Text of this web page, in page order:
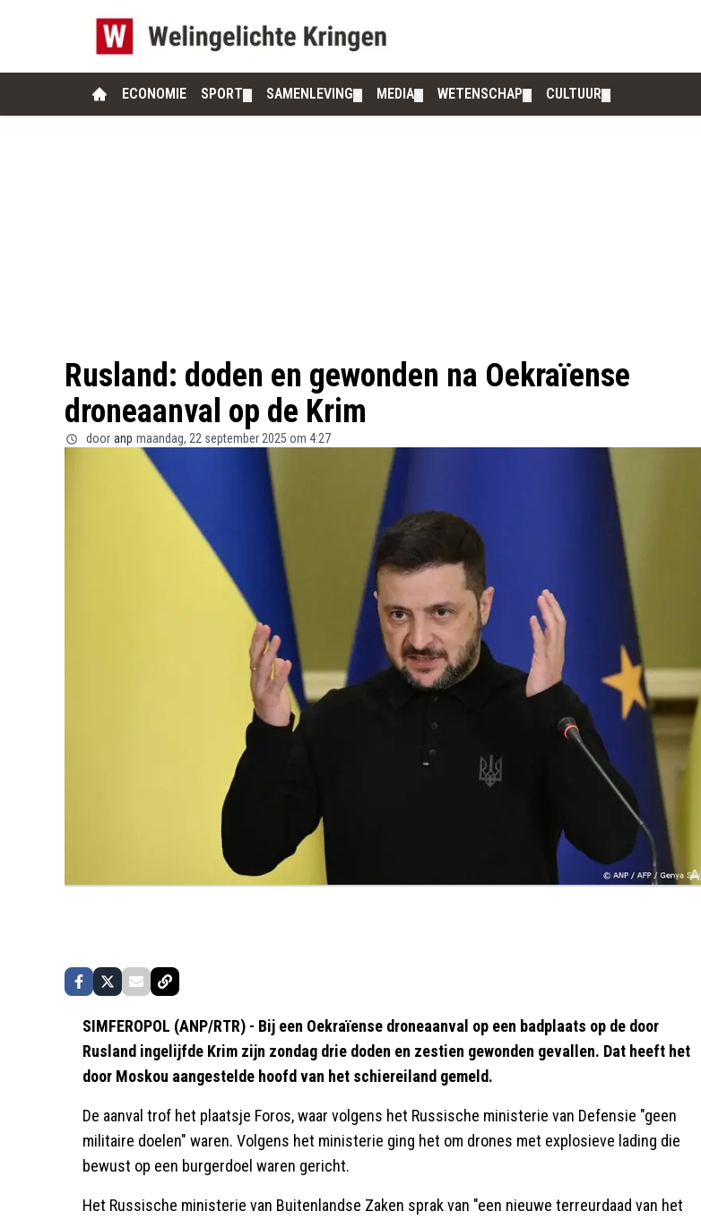
ECONOMIE SPORT SAMENLEVING MEDIA WETENSCHAP CULTUUR
Rusland: doden en gewonden na Oekraïense
droneaanval op de Krim
door anp maandag, 22 september 2025 om 4:27
SIMFEROPOL (ANP/RTR) - Bij een Oekraïense droneaanval op een badplaats op de door
Rusland ingelijfde Krim zijn zondag drie doden en zestien gewonden gevallen. Dat heeft het
door Moskou aangestelde hoofd van het schiereiland gemeld.
De aanval trof het plaatsje Foros, waar volgens het Russische ministerie van Defensie "geen
militaire doelen" waren. Volgens het ministerie ging het om drones met explosieve lading die
bewust op een burgerdoel waren gericht.
Het Russische ministerie van Buitenlandse Zaken sprak van "een nieuwe terreurdaad van het